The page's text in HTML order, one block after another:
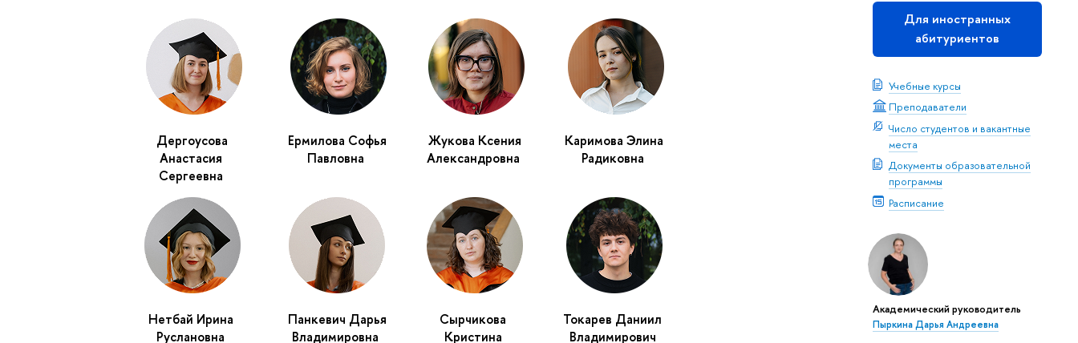
Для иностранных
абитуриентов
Учебные курсы
Преподаватели
Число студентов и вакантные
места
Документы образовательной
программы
Расписание
Академический руководитель
Пыркина Дарья Андреевна
Дергоусова
Анастасия
Сергеевна
Ермилова Софья
Павловна
Жукова Ксения
Александровна
Каримова Элина
Радиковна
Нетбай Ирина
Руслановна
Панкевич Дарья
Владимировна
Сырчикова
Кристина
Токарев Даниил
Владимирович